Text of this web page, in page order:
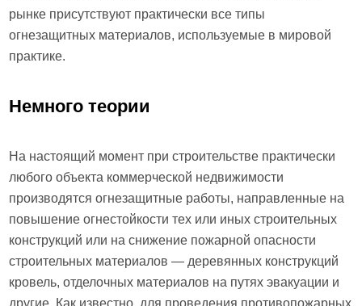
рынке присутствуют практически все типы
огнезащитных материалов, используемые в мировой
практике.
Немного теории
На настоящий момент при строительстве практически
любого объекта коммерческой недвижимости
производятся огнезащитные работы, направленные на
повышение огнестойкости тех или иных строительных
конструкций или на снижение пожарной опасности
строительных материалов — деревянных конструкций
кровель, отделочных материалов на путях эвакуации и
другие. Как известно, для проведения противопожарных